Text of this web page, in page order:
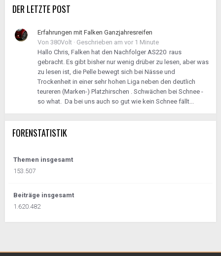
DER LETZTE POST
Erfahrungen mit Falken Ganzjahresreifen
Von 380Volt · Geschrieben am vor 1 Minute
Hallo Chris, Falken hat den Nachfolger AS220 raus
gebracht. Es gibt bisher nur wenig drüber zu lesen, aber was
zu lesen ist, die Pelle bewegt sich bei Nässe und
Trockenheit in einer sehr hohen Liga neben den deutlich
teureren (Marken-) Platzhirschen . Schwächen bei Schnee -
so what. Da bei uns auch so gut wie kein Schnee fällt...
FORENSTATISTIK
Themen insgesamt
153.507
Beiträge insgesamt
1.620.482